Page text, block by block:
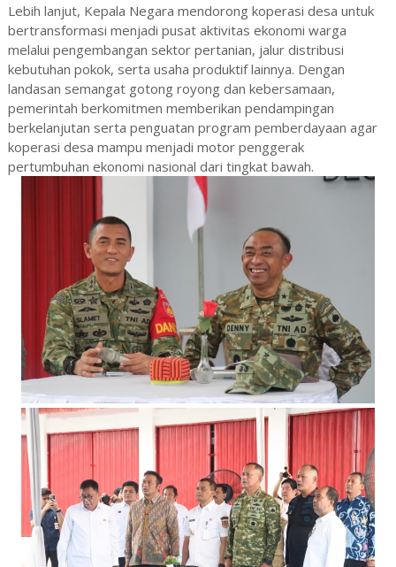
Lebih lanjut, Kepala Negara mendorong koperasi desa untuk
bertransformasi menjadi pusat aktivitas ekonomi warga
melalui pengembangan sektor pertanian, jalur distribusi
kebutuhan pokok, serta usaha produktif lainnya. Dengan
landasan semangat gotong royong dan kebersamaan,
pemerintah berkomitmen memberikan pendampingan
berkelanjutan serta penguatan program pemberdayaan agar
koperasi desa mampu menjadi motor penggerak
pertumbuhan ekonomi nasional dari tingkat bawah.